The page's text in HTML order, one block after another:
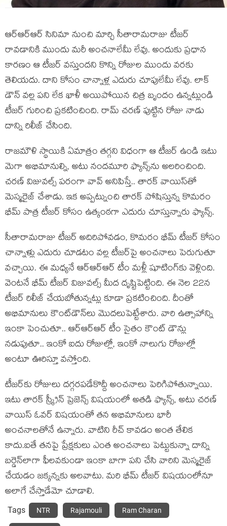
ఆర్ఆర్ఆర్ సినిమా నుంచి మార్చి సీతారామ‌రాజు టీజ‌ర్
రావ‌డానికి ముందు మ‌రీ అంచ‌నాలేమీ లేవు. అందుకు ప్ర‌ధాన
కార‌ణం ఆ టీజ‌ర్ వ‌స్తుంద‌ని కొన్ని రోజుల ముందు వ‌ర‌కు
తెలియ‌దు. దాని కోసం చాన్నాళ్ల ఎదురు చూపులేమీ లేవు. లాక్
డౌన్ వ‌ల్ల ప‌ని లేక ఖాళీ అయిపోయిన చిత్ర బృందం ఉన్న‌ట్లుండి
టీజ‌ర్ గురించి ప్ర‌క‌టించింది. రామ్ చ‌ర‌ణ్ పుట్టిన రోజు నాడు
దాన్ని రిలీజ్ చేసింది.
రాజ‌మౌళి స్థాయికి ఏమాత్రం త‌గ్గ‌ని విధంగా ఆ టీజ‌ర్ ఉండి ఇటు
మెగా అభిమానుల్ని, అటు నంద‌మూరి ఫ్యాన్స్‌ను అల‌రించింది.
చ‌ర‌ణ్ విజువ‌ల్స్ ప‌రంగా వావ్ అనిపిస్తే.. తార‌క్ వాయిస్‌తో
మెస్మ‌రైజ్ చేశాడు. ఇక అప్ప‌ట్నుంచి తార‌క్ పోషిస్తున్న కొమ‌రం
భీమ్ పాత్ర టీజ‌ర్ కోసం ఉత్కంఠ‌గా ఎదురు చూస్తున్నారు ఫ్యాన్స్.
సీతారామ‌రాజు టీజ‌ర్ అదిరిపోవ‌డం, కొమ‌రం భీమ్ టీజ‌ర్ కోసం
చాన్నాళ్లు ఎదురు చూడ‌టం వ‌ల్ల టీజ‌ర్‌పై అంచ‌నాలు పెరుగుతూ
వ‌చ్చాయి. ఈ మ‌ధ్య‌నే ఆర్ఆర్ఆర్ టీం మ‌ళ్లీ షూటింగ్‌కు వెళ్లింది.
వెంట‌నే భీమ్ టీజ‌ర్ విజువ‌ల్స్ మీద దృష్టిపెట్టింది. ఈ నెల 22న
టీజ‌ర్ రిలీజ్ చేయ‌బోతున్న‌ట్లు కూడా ప్ర‌క‌టించింది. దీంతో
అభిమానులు కౌంట్‌డౌన్‌లు మొద‌లుపెట్టేశారు. వారి ఉత్సాహాన్ని
ఇంకా పెంచుతూ.. ఆర్ఆర్ఆర్ టీం సైతం కౌంట్ డౌన్లు
న‌డుపుతూ.. ఇంకో ఐదు రోజుల్లో, ఇంకో నాలుగు రోజుల్లో
అంటూ ఊరిస్తూ వ‌స్తోంది.
టీజ‌ర్‌కు రోజులు ద‌గ్గ‌రప‌డేకొద్దీ అంచనాలు పెరిగిపోతున్నాయి.
ఇటు తార‌క్ స్క్రీన్ ప్రెజెన్స్ విష‌యంలో అత‌డి ఫ్యాన్స్, అటు చ‌ర‌ణ్
వాయిస్ ఓవ‌ర్ విష‌యంతో త‌న అభిమానులు భారీ
అంచ‌నాల‌తోనే ఉన్నారు. వాటిని రీచ్ కావ‌డం అంత తేలిక
కాదు.ఐతే త‌న‌పై ప్రేక్ష‌కులు ఎంత అంచ‌నాలు పెట్టుకున్నా దాన్ని
బ‌ర్డెన్‌లాగా ఫీల‌వ‌కుండా ఇంకా బాగా ప‌ని చేసి వారిని మెస్మ‌రైజ్
చేయ‌డం జ‌క్క‌న్న‌కు అల‌వాటు. మ‌రి భీమ్ టీజ‌ర్ విష‌యంలోనూ
అలాగే చేస్తాడేమో చూడాలి.
Tags NTR Rajamouli Ram Charan